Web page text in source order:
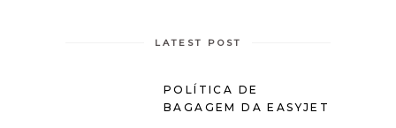
LATEST POST
POLÍTICA DE
BAGAGEM DA EASYJET